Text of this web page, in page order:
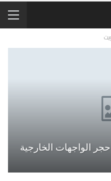
الواجهات الخارجية